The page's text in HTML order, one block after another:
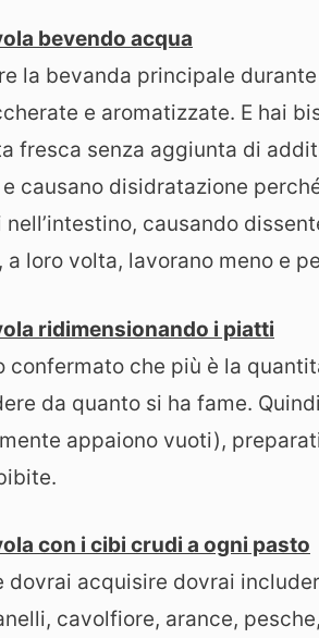
bevendo acqua
la bevanda principale
e aromatizzate. E hai
fresca senza aggiunta di
causano disidratazione
causando
loro volta, lavorano meno e
ridimensionando i piatti
confermato che più è la
da quanto si ha fame.
appaiono vuoti),
con i cibi crudi a ogni pasto
dovrai acquisire dovrai
cavolfiore, arance,